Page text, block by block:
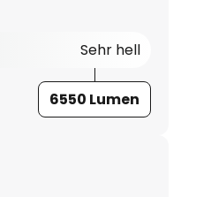
Sehr hell
6550 Lumen